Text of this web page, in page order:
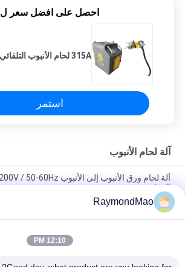
احصل على افضل سعر ل
315A لحام الأنبوب التلقائي
استمر
آلة لحام الأنبوب
المواقف
مم نطاق عرض الحام
RaymondMao
12:10 PM